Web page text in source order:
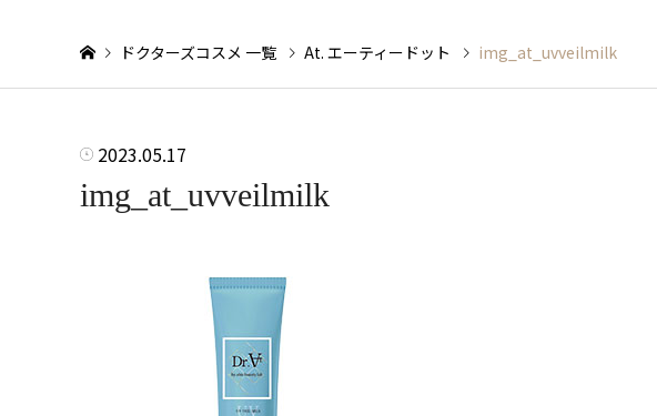
ドクターズコスメ 一覧 At. エーティードット img_at_uvveilmilk
2023.05.17
img_at_uvveilmilk